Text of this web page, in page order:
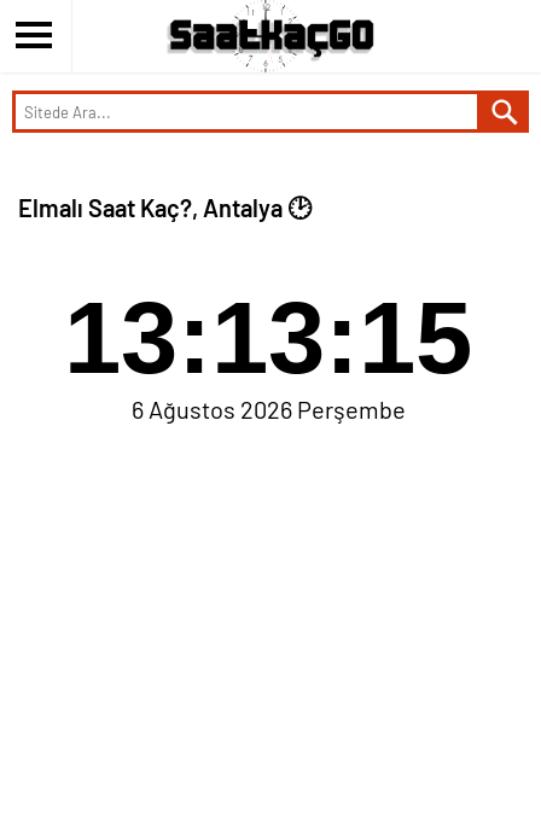
Elmalı Saat Kaç?, Antalya 🕑
13:13:15
6 Ağustos 2026 Perşembe